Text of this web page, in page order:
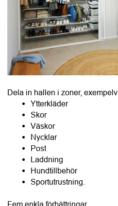
Dela in hallen i zoner,
Ytterkläder
Skor
Väskor
Nycklar
Post
Laddning
Hundtillbehör
Sportutrustning.
Fem enkla förbättringar
Krokar i olika höjd för
Ventilerade hyllor för blöta
Backar eller korgar för
En plats för nycklar och
En hylla för sådant som